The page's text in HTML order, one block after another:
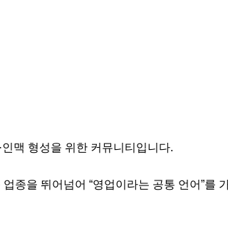
맥 형성을 위한 커뮤니티입니다.
종을 뛰어넘어 “영업이라는 공통 언어”를